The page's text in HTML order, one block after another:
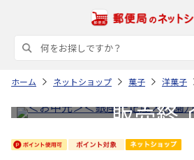
ホーム ネットショップ 菓子 洋菓子